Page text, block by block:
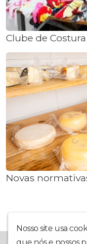
Clube de
Novas
Nosso site usa